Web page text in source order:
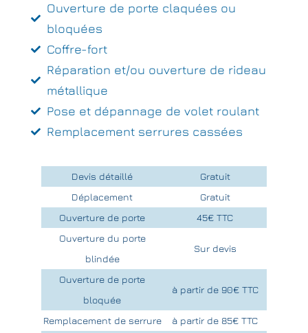
Ouverture de porte claquées ou
bloquées
Coffre-fort
Réparation et/ou ouverture de rideau
métallique
Pose et dépannage de volet roulant
Remplacement serrures cassées
Devis détaillé
Gratuit
Déplacement
Gratuit
Ouverture de porte
45€ TTC
Ouverture du porte
blindée
Sur devis
Ouverture de porte
bloquée
à partir de 90€ TTC
Remplacement de serrure à partir de 85€ TTC